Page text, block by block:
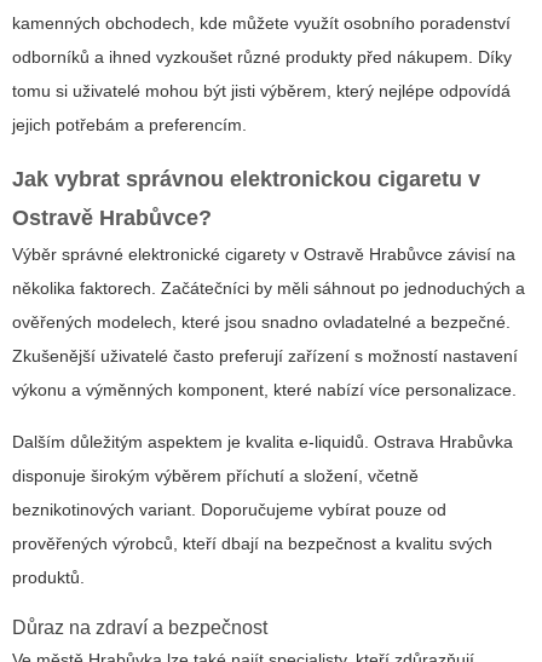
kamenných obchodech, kde můžete využít osobního poradenství
odborníků a ihned vyzkoušet různé produkty před nákupem. Díky
tomu si uživatelé mohou být jisti výběrem, který nejlépe odpovídá
jejich potřebám a preferencím.
Jak vybrat správnou elektronickou cigaretu v
Ostravě Hrabůvce?
Výběr správné elektronické cigarety v Ostravě Hrabůvce závisí na
několika faktorech. Začátečníci by měli sáhnout po jednoduchých a
ověřených modelech, které jsou snadno ovladatelné a bezpečné.
Zkušenější uživatelé často preferují zařízení s možností nastavení
výkonu a výměnných komponent, které nabízí více personalizace.
Dalším důležitým aspektem je kvalita e-liquidů. Ostrava Hrabůvka
disponuje širokým výběrem příchutí a složení, včetně
beznikotinových variant. Doporučujeme vybírat pouze od
prověřených výrobců, kteří dbají na bezpečnost a kvalitu svých
produktů.
Důraz na zdraví a bezpečnost